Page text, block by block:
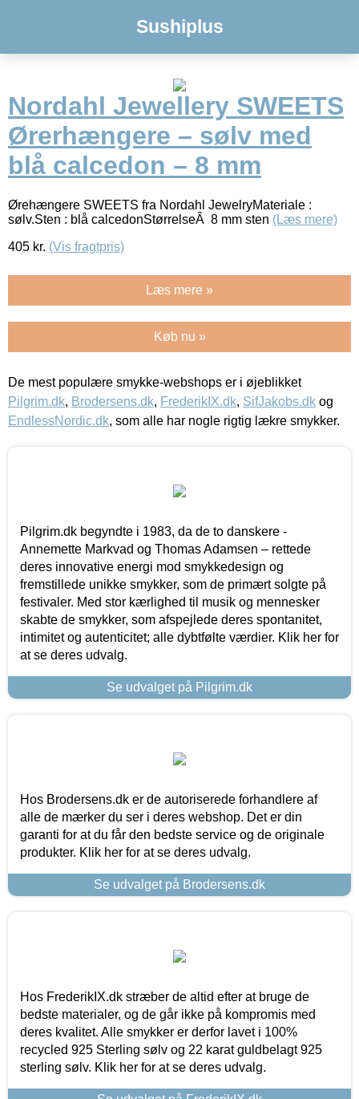
Sushiplus
Nordahl Jewellery SWEETS
Ørerhængere – sølv med
blå calcedon – 8 mm
Ørehængere SWEETS fra Nordahl JewelryMateriale :
sølv.Sten : blå calcedonStørrelseÂ 8 mm sten (Læs mere)
405 kr. (Vis fragtpris)
Læs mere »
Køb nu »
De mest populære smykke-webshops er i øjeblikket
Pilgrim.dk, Brodersens.dk, FrederikIX.dk, SifJakobs.dk og
EndlessNordic.dk, som alle har nogle rigtig lækre smykker.
Pilgrim.dk begyndte i 1983, da de to danskere -
Annemette Markvad og Thomas Adamsen – rettede
deres innovative energi mod smykkedesign og
fremstillede unikke smykker, som de primært solgte på
festivaler. Med stor kærlighed til musik og mennesker
skabte de smykker, som afspejlede deres spontanitet,
intimitet og autenticitet; alle dybtfølte værdier. Klik her for
at se deres udvalg.
Se udvalget på Pilgrim.dk
Hos Brodersens.dk er de autoriserede forhandlere af
alle de mærker du ser i deres webshop. Det er din
garanti for at du får den bedste service og de originale
produkter. Klik her for at se deres udvalg.
Se udvalget på Brodersens.dk
Hos FrederikIX.dk stræber de altid efter at bruge de
bedste materialer, og de går ikke på kompromis med
deres kvalitet. Alle smykker er derfor lavet i 100%
recycled 925 Sterling sølv og 22 karat guldbelagt 925
sterling sølv. Klik her for at se deres udvalg.